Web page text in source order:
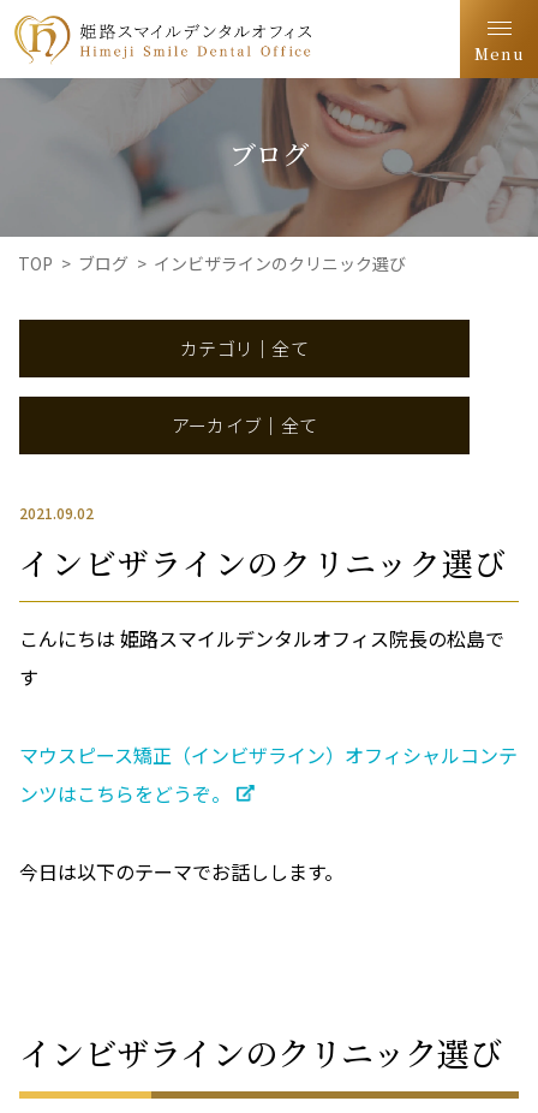
Menu
ブログ
TOP > ブログ > インビザラインのクリニック選び
カテゴリ｜全て
アーカイブ｜全て
2021.09.02
インビザラインのクリニック選び
こんにちは 姫路スマイルデンタルオフィス院長の松島で
す
マウスピース矯正（インビザライン）オフィシャルコンテ
ンツはこちらをどうぞ。
今日は以下のテーマでお話しします。
インビザラインのクリニック選び